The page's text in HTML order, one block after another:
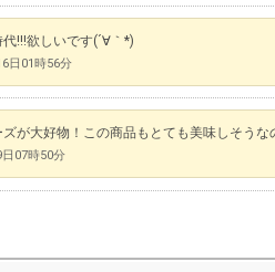
!!!欲しいです(´∀｀*)
日01時56分
が大好物！この商品もとても美味しそう
07時50分